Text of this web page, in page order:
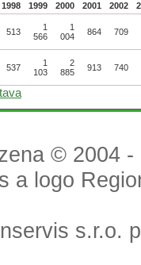
1998 1999 2000 2001 2002
513
1
566
1
004
864 709
537
1
103
2
885
913 740
© 2004
a logo
s.r.o.